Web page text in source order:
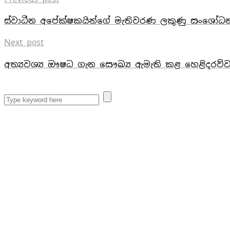
ස්වාධීන අපේක්ෂකයින්ගේ මැතිවරණ ලකුණු
Next post
අත්‍යවශ්‍ය ඖෂධ ගැන සෞඛ්‍ය ඇමැති කළ හෙළිදරව්ව